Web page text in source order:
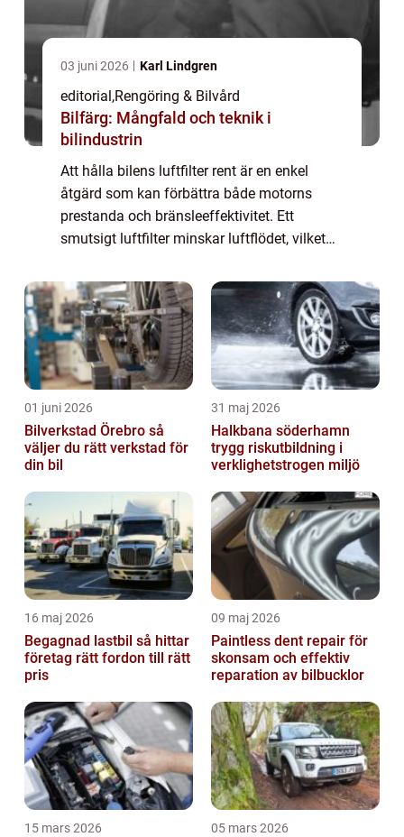
03 juni 2026 Karl Lindgren
editorial,Rengöring & Bilvård
Bilfärg: Mångfald och teknik i
bilindustrin
Att hålla bilens luftfilter rent är en enkel
åtgärd som kan förbättra både motorns
prestanda och bränsleeffektivitet. Ett
smutsigt luftfilter minskar luftflödet, vilket
01 juni 2026
Bilverkstad Örebro så
väljer du rätt verkstad för
din bil
31 maj 2026
Halkbana söderhamn
trygg riskutbildning i
verklighetstrogen miljö
16 maj 2026
Begagnad lastbil så hittar
företag rätt fordon till rätt
pris
09 maj 2026
Paintless dent repair för
skonsam och effektiv
reparation av bilbucklor
15 mars 2026 05 mars 2026